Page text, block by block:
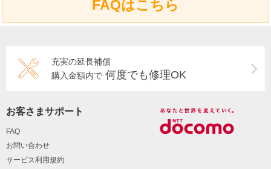
FAQはこちら
充実の延長補償
購入金額内で 何度でも修理OK
お客さまサポート
FAQ
お問い合わせ
サービス利用規約